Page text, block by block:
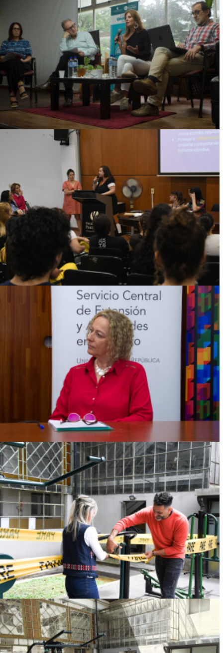
DECANO DE LA FACULTAD ESTUVO
PRESENTE EN ARGENTINA PARA EL X
CONGRESO MARPLATENSE
INTERNACIONAL DE PSICOLOGÍA
Ver más
ACTIVIDAD DE SENSIBILIZACIÓN SOBRE
UNA FACULTAD LIBRE DE VIOLENCIAS:
ESPACIOS DE FORMACIÓN INTEGRAL
Ver más
EQUIDAD RACIAL Y AFRODESCENDENCIA
EN LA AGENDA PÚBLICA:
«DECLARACIONES SOLAS NO SON
SUFICIENTES»
Ver más
FACULTAD DE PSICOLOGÍA SE EQUIPA CON
UNA ESTACIÓN DE GIMNASIO AL AIRE
LIBRE
Ver más